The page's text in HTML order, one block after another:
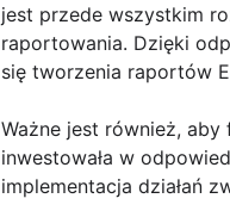
jest przede wszystkim
raportowania. Dzięki
się tworzenia raportów
Ważne jest również,
inwestowała w
implementacja działań